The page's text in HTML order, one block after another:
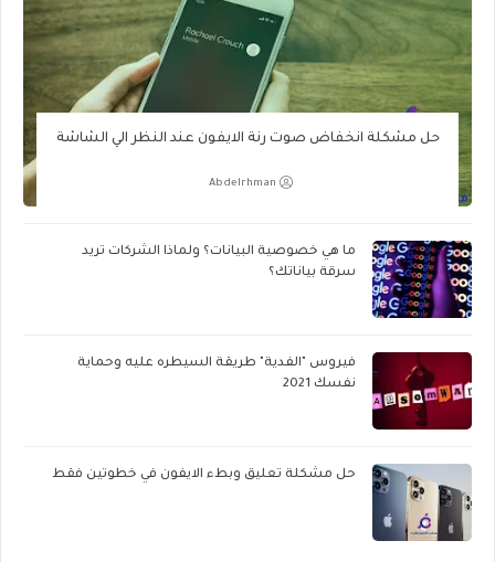
حل مشكلة انخفاض صوت رنة الايفون عند النظر الي الشاشة
Abdelrhman
ما هي خصوصية البيانات؟ ولماذا الشركات تريد
سرقة بياناتك؟
فيروس "الفدية" طريقة السيطره عليه وحماية
نفسك 2021
حل مشكلة تعليق وبطء الايفون في خطوتين فقط